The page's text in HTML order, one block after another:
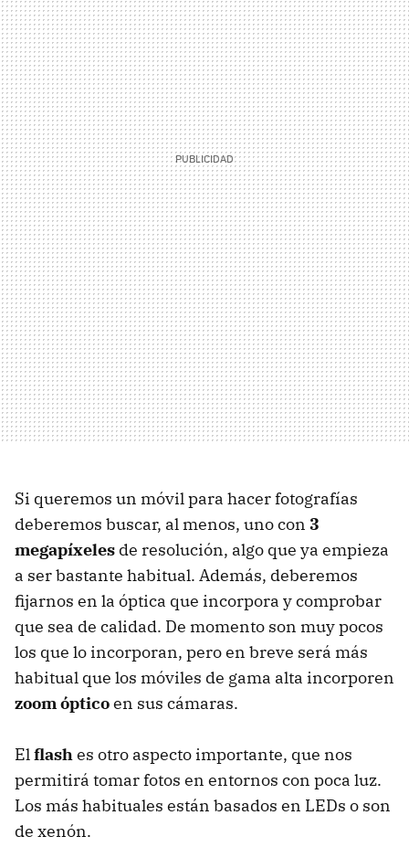
Si queremos un móvil para hacer fotografías
deberemos buscar, al menos, uno con 3
megapíxeles de resolución, algo que ya empieza
a ser bastante habitual. Además, deberemos
fijarnos en la óptica que incorpora y comprobar
que sea de calidad. De momento son muy pocos
los que lo incorporan, pero en breve será más
habitual que los móviles de gama alta incorporen
zoom ópticoen sus cámaras.
Elflashes otro aspecto importante, que nos
permitirá tomar fotos en entornos con poca luz.
Los más habituales están basados en LEDs o son
de xenón.